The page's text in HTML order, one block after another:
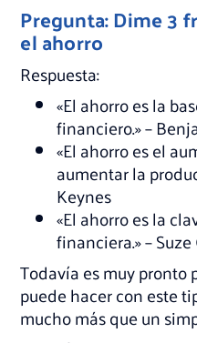
Pregunta: Dime 3
el ahorro
Respuesta:
«El ahorro es la
financiero.» –
«El ahorro es el
aumentar la
Keynes
«El ahorro es la
financiera.» –
Todavía es muy pronto
puede hacer con este
mucho más que un